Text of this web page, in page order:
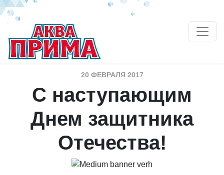
20 ФЕВРАЛЯ 2017
С наступающим
Днем защитника
Отечества!